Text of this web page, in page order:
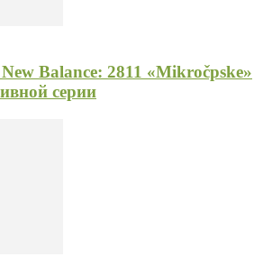
Balance: 2811 «Mikročpske»
серии